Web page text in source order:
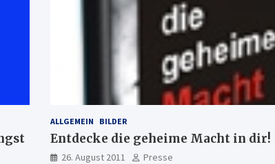
ALLGEMEIN BILDER
Entdecke die geheime Macht in dir!
26. August 2011
Presse